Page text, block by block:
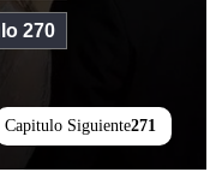
Capitulo Siguiente271